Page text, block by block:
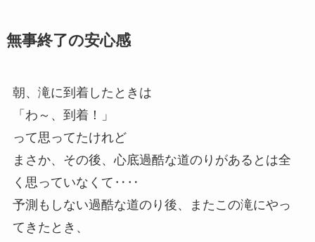
無事終了の安心感
朝、滝に到着したときは
「わ～、到着！」
って思ってたけれど
まさか、その後、心底過酷な道のりがあるとは全
く思っていなくて‥‥
予測もしない過酷な道のり後、またこの滝にやっ
てきたとき、